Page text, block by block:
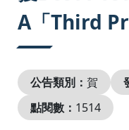
A「Third
公告類別： 賀
點閱數： 1514